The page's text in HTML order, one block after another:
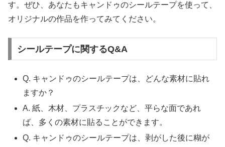
す。ぜひ、あなたもキャンドゥのシールテープを使って、
オリジナルの作品を作ってみてください。
シールテープに関するQ&A
Q. キャンドゥのシールテープは、どんな素材に貼れ
ますか？
A. 紙、木材、プラスチックなど、平らな面であれ
ば、多くの素材に貼ることができます。
Q. キャンドゥのシールテープは、剥がした後に糊が